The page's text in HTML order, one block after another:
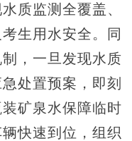
质监测全覆盖、
生用水安全。同
，一旦发现水质
处置预案，即刻
矿泉水保障临时
快速到位，组织